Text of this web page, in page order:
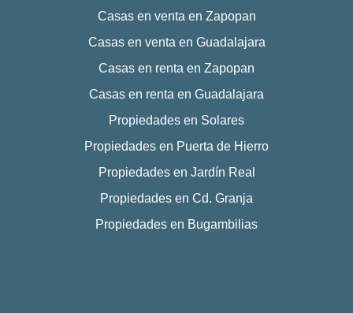
Casas en venta en Zapopan
Casas en venta en Guadalajara
Casas en renta en Zapopan
Casas en renta en Guadalajara
Propiedades en Solares
Propiedades en Puerta de Hierro
Propiedades en Jardín Real
Propiedades en Cd. Granja
Propiedades en Bugambilias